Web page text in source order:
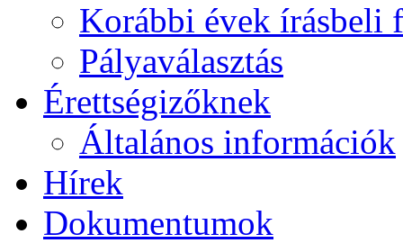
Korábbi évek írásbeli
Pályaválasztás
Érettségizőknek
Általános információk
Hírek
Dokumentumok